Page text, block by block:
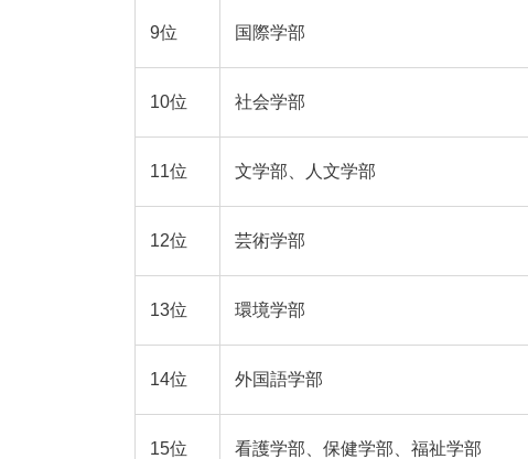
9位 国際学部
10位 社会学部
11位 文学部、人文学部
12位 芸術学部
13位 環境学部
14位 外国語学部
15位 看護学部、保健学部、福祉学部